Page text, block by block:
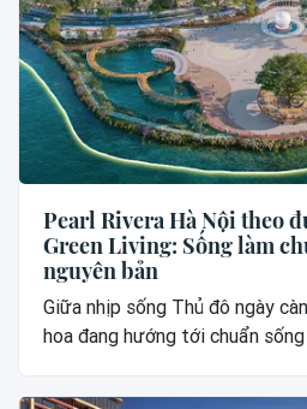
Pearl Rivera Hà Nội theo
Green Living: Sống làm
nguyên bản
Giữa nhịp sống Thủ đô ngày
hoa đang hướng tới chuẩn sống